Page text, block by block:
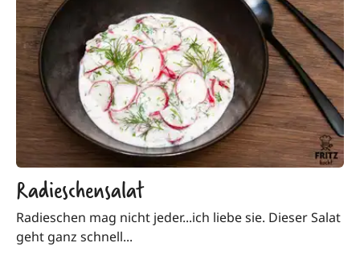
Radieschensalat
Radieschen mag nicht jeder...ich liebe sie. Dieser Salat
geht ganz schnell...